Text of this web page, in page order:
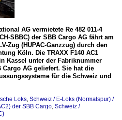
AG vermietete Re 482 011-4
SBBC) der SBB Cargo AG fährt am
Zug (HUPAC-Ganzzug) durch den
Köln. Die TRAXX F140 AC1
Kassel unter der Fabriknummer
Cargo AG geliefert. Sie hat die
für die Schweiz und
Loks, Schweiz / E-Loks (Normalspur) /
der SBB Cargo, Schweiz /